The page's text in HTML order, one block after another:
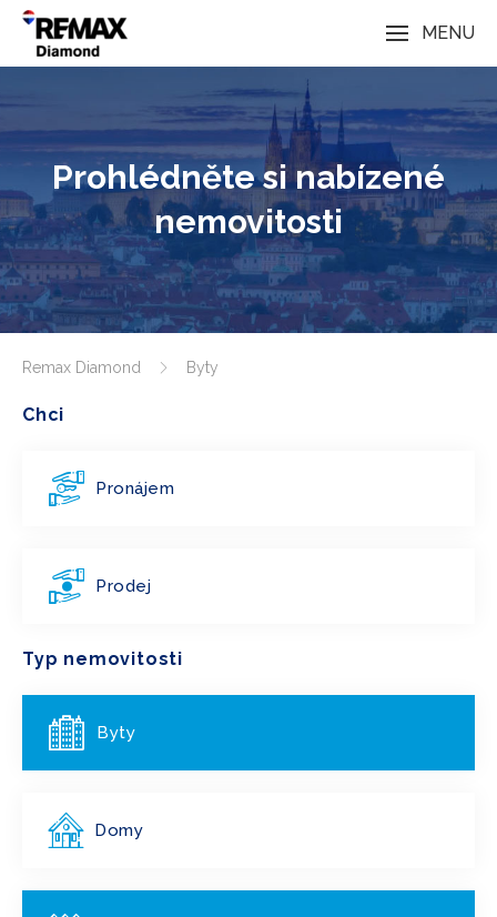
MENU
Prohlédněte si nabízené
nemovitosti
Remax Diamond Byty
Chci
Pronájem
Prodej
Typ nemovitosti
Byty
Domy